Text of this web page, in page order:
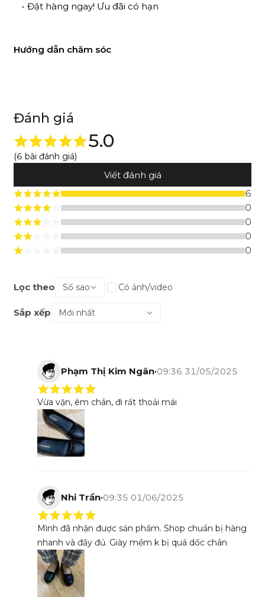
Đặt hàng ngay! Ưu đãi có hạn
Hướng dẫn chăm sóc
Đánh giá
5.0
(6 bài đánh giá)
Viết đánh giá
6
0
0
0
0
Lọc theo Số sao Có ảnh/video
Sắp xếp Mới nhất
Phạm Thị Kim Ngân•09:36 31/05/2025
Vừa vặn, êm chân, đi rất thoải mái
Nhi Trần•09:35 01/06/2025
Mình đã nhận được sản phẩm. Shop chuẩn bị hàng
nhanh và đầy đủ. Giày mềm k bị quá dốc chân